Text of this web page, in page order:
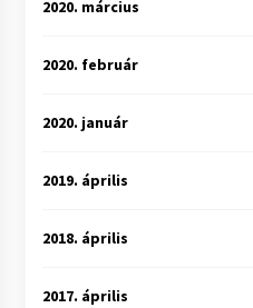
2020. március
2020. február
2020. január
2019. április
2018. április
2017. április